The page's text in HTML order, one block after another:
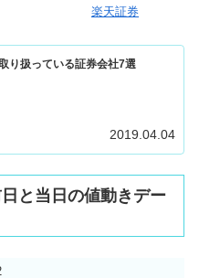
楽天証券
り扱っている証券会社7選
2019.04.04
と当日の値動きデー